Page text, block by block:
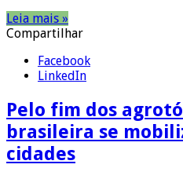
Leia mais »
Compartilhar
Facebook
LinkedIn
Pelo fim dos
brasileira se
cidades